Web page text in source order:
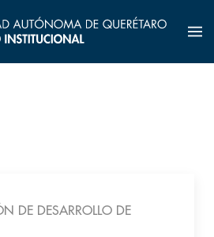
DE DESARROLLO DE